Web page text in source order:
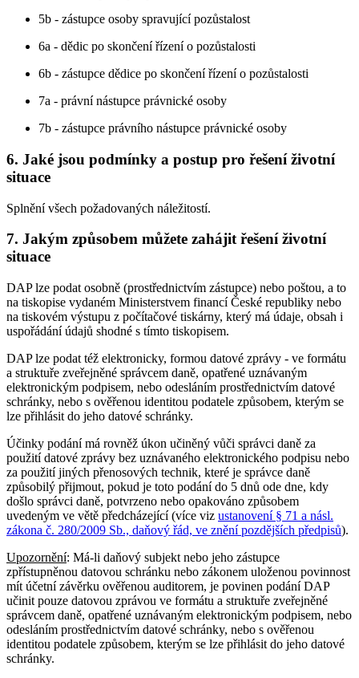
5b - zástupce osoby spravující pozůstalost
6a - dědic po skončení řízení o pozůstalosti
6b - zástupce dědice po skončení řízení o pozůstalosti
7a - právní nástupce právnické osoby
7b - zástupce právního nástupce právnické osoby
6. Jaké jsou podmínky a postup pro řešení životní
situace
Splnění všech požadovaných náležitostí.
7. Jakým způsobem můžete zahájit řešení životní
situace
DAP lze podat osobně (prostřednictvím zástupce) nebo poštou, a to
na tiskopise vydaném Ministerstvem financí České republiky nebo
na tiskovém výstupu z počítačové tiskárny, který má údaje, obsah i
uspořádání údajů shodné s tímto tiskopisem.
DAP lze podat též elektronicky, formou datové zprávy - ve formátu
a struktuře zveřejněné správcem daně, opatřené uznávaným
elektronickým podpisem, nebo odesláním prostřednictvím datové
schránky, nebo s ověřenou identitou podatele způsobem, kterým se
lze přihlásit do jeho datové schránky.
Účinky podání má rovněž úkon učiněný vůči správci daně za
použití datové zprávy bez uznávaného elektronického podpisu nebo
za použití jiných přenosových technik, které je správce daně
způsobilý přijmout, pokud je toto podání do 5 dnů ode dne, kdy
došlo správci daně, potvrzeno nebo opakováno způsobem
uvedeným ve větě předcházející (více viz ustanovení § 71 a násl.
zákona č. 280/2009 Sb., daňový řád, ve znění pozdějších předpisů).
Upozornění: Má-li daňový subjekt nebo jeho zástupce
zpřístupněnou datovou schránku nebo zákonem uloženou povinnost
mít účetní závěrku ověřenou auditorem, je povinen podání DAP
učinit pouze datovou zprávou ve formátu a struktuře zveřejněné
správcem daně, opatřené uznávaným elektronickým podpisem, nebo
odesláním prostřednictvím datové schránky, nebo s ověřenou
identitou podatele způsobem, kterým se lze přihlásit do jeho datové
schránky.